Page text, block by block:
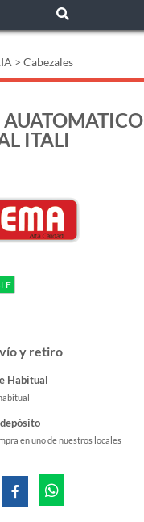
> Cabezales
ITALI
y retiro
Habitual
en uno de nuestros locales